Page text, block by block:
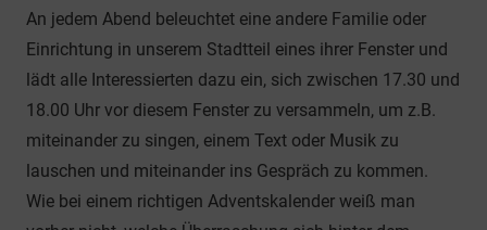
An jedem Abend beleuchtet eine andere Familie oder
Einrichtung in unserem Stadtteil eines ihrer Fenster und
lädt alle Interessierten dazu ein, sich zwischen 17.30 und
18.00 Uhr vor diesem Fenster zu versammeln, um z.B.
miteinander zu singen, einem Text oder Musik zu
lauschen und miteinander ins Gespräch zu kommen.
Wie bei einem richtigen Adventskalender weiß man